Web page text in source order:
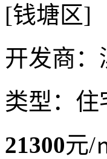
[钱塘区]
开发商：
类型：住
21300元/